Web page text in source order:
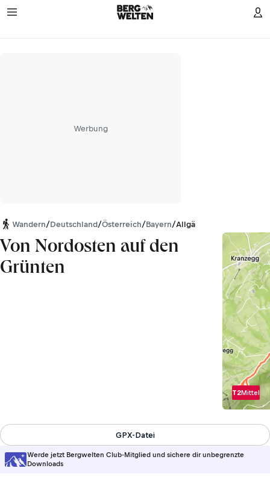
Werbung
Wandern/Deutschland/Österreich/Bayern/Allgäuer Alpen
Von Nordosten auf den
Grünten
T2Mittel
Werde jetzt Bergwelten Club-Mitglied und sichere dir unbegrenzte
Downloads
GPX-Datei